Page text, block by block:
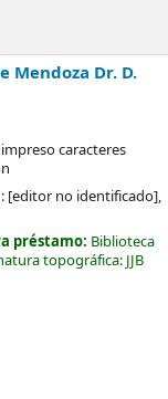
Mendoza Dr. D.
impreso caracteres
[editor no identificado],
préstamo: Biblioteca
topográfica: JJB